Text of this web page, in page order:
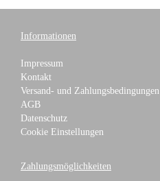
Informationen
Impressum
Kontakt
Versand- und Zahlungsbedingungen
AGB
Datenschutz
Cookie Einstellungen
Zahlungsmöglichkeiten